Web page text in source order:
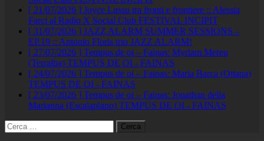
[ 21/07/2026 ] Joyce Lussu tra fronti e frontiere :: Alessia
Farci al Radio X Social Club FESTIVAL INCIPIT
[ 31/07/2026 ] JAZZ ALARM SUMMER SESSIONS –
EP.19 :: Antonio Floris trio JAZZ ALARM!
[ 27/07/2026 ] Tempus de oi – Fainas: Myriam Mereu
(Terralba) TEMPUS DE OI - FAINAS
[ 24/07/2026 ] Tempus de oi – Fainas: Maria Barca (Ottana)
TEMPUS DE OI - FAINAS
[ 23/07/2026 ] Tempus de oi – Fainas: Jonathan della
Marianna (Escalaplano) TEMPUS DE OI - FAINAS
Ricerca
per: